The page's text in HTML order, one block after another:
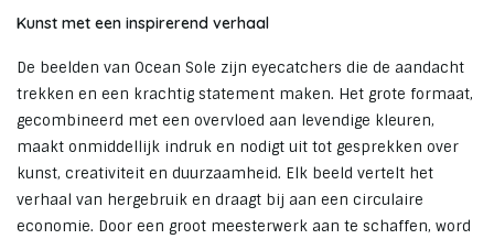
Kunst met een inspirerend verhaal
De beelden van Ocean Sole zijn eyecatchers die de aandacht
trekken en een krachtig statement maken. Het grote formaat,
gecombineerd met een overvloed aan levendige kleuren,
maakt onmiddellijk indruk en nodigt uit tot gesprekken over
kunst, creativiteit en duurzaamheid. Elk beeld vertelt het
verhaal van hergebruik en draagt bij aan een circulaire
economie. Door een groot meesterwerk aan te schaffen, word